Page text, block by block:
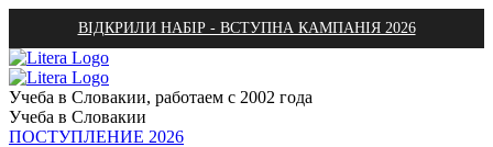
ВІДКРИЛИ НАБІР - ВСТУПНА КАМПАНІЯ 2026
Учеба в Словакии, работаем с 2002 года
Учеба в Словакии
ПОСТУПЛЕНИЕ 2026